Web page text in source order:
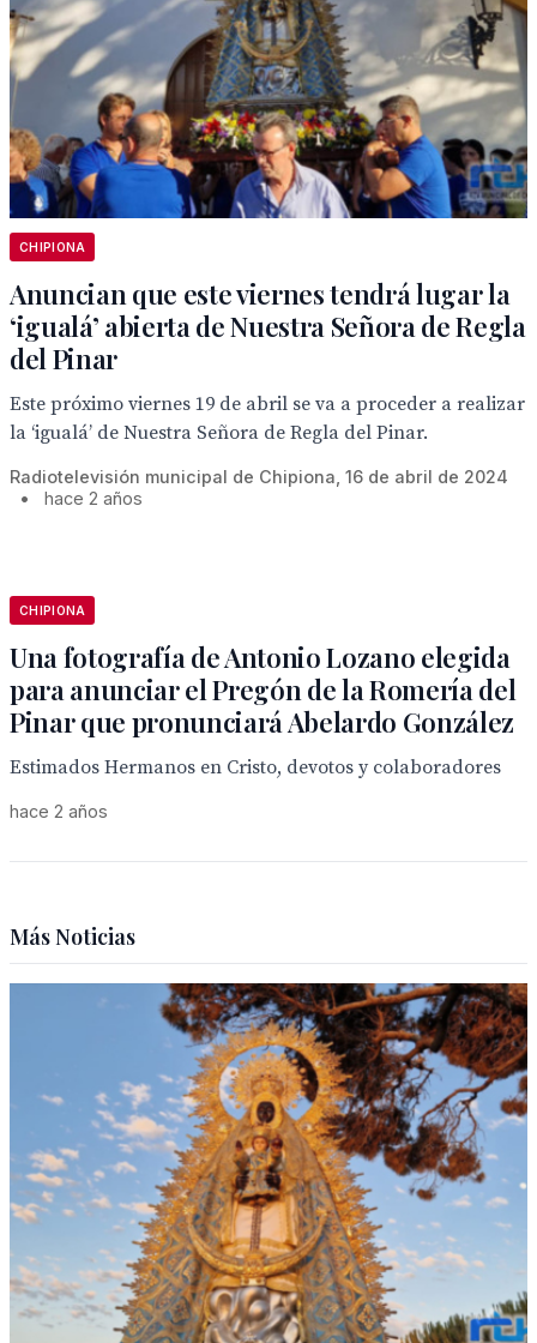
CHIPIONA
Anuncian que este viernes tendrá lugar la
‘igualá’ abierta de Nuestra Señora de Regla
del Pinar
Este próximo viernes 19 de abril se va a proceder a realizar
la ‘igualá’ de Nuestra Señora de Regla del Pinar.
Radiotelevisión municipal de Chipiona, 16 de abril de 2024
•
hace 2 años
CHIPIONA
Una fotografía de Antonio Lozano elegida
para anunciar el Pregón de la Romería del
Pinar que pronunciará Abelardo González
Estimados Hermanos en Cristo, devotos y colaboradores
hace 2 años
Más Noticias